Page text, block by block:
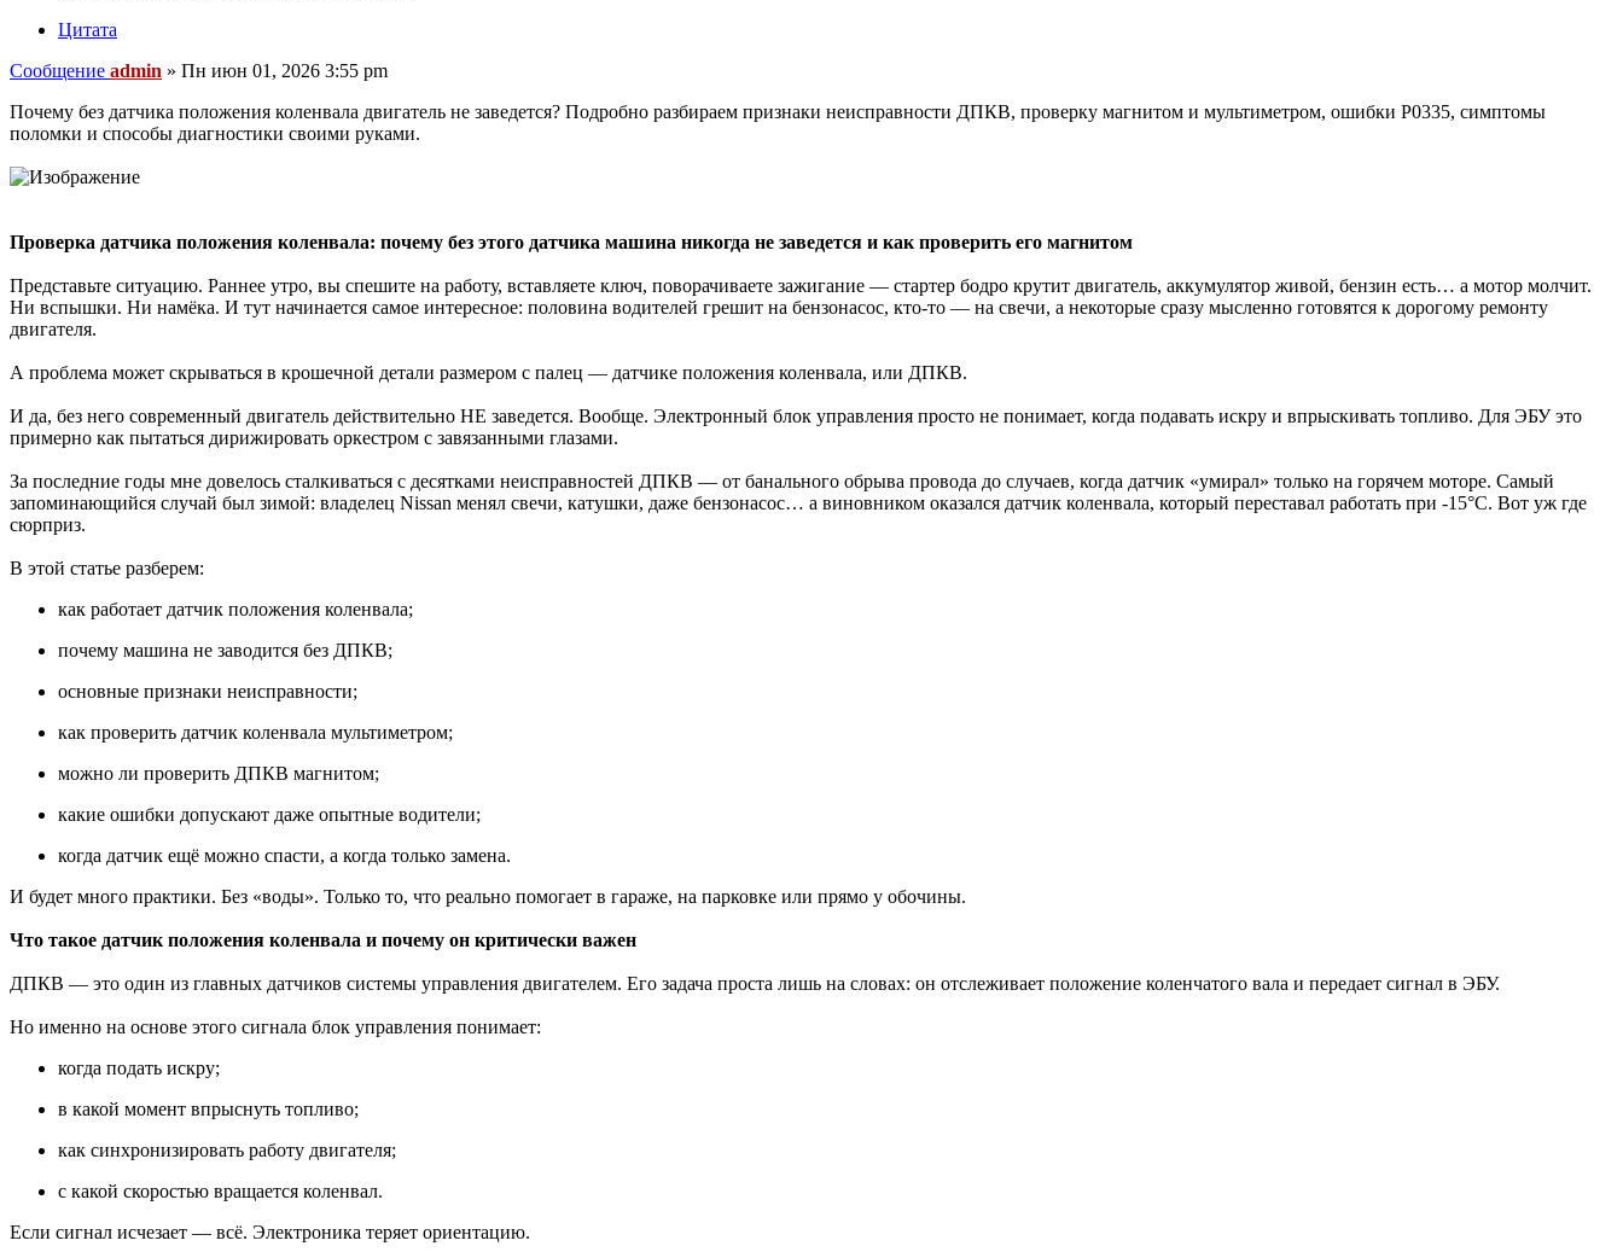
Цитата
Сообщение admin » Пн июн 01, 2026 3:55 pm
Почему без датчика положения коленвала двигатель не заведется? Подробно разбираем признаки неисправности ДПКВ, проверку магнитом и мультиметром, ошибки P0335, симптомы
поломки и способы диагностики своими руками.
Проверка датчика положения коленвала: почему без этого датчика машина никогда не заведется и как проверить его магнитом
Представьте ситуацию. Раннее утро, вы спешите на работу, вставляете ключ, поворачиваете зажигание — стартер бодро крутит двигатель, аккумулятор живой, бензин есть… а мотор молчит.
Ни вспышки. Ни намёка. И тут начинается самое интересное: половина водителей грешит на бензонасос, кто-то — на свечи, а некоторые сразу мысленно готовятся к дорогому ремонту
двигателя.
А проблема может скрываться в крошечной детали размером с палец — датчике положения коленвала, или ДПКВ.
И да, без него современный двигатель действительно НЕ заведется. Вообще. Электронный блок управления просто не понимает, когда подавать искру и впрыскивать топливо. Для ЭБУ это
примерно как пытаться дирижировать оркестром с завязанными глазами.
За последние годы мне довелось сталкиваться с десятками неисправностей ДПКВ — от банального обрыва провода до случаев, когда датчик «умирал» только на горячем моторе. Самый
запоминающийся случай был зимой: владелец Nissan менял свечи, катушки, даже бензонасос… а виновником оказался датчик коленвала, который переставал работать при -15°C. Вот уж где
сюрприз.
В этой статье разберем:
как работает датчик положения коленвала;
почему машина не заводится без ДПКВ;
основные признаки неисправности;
как проверить датчик коленвала мультиметром;
можно ли проверить ДПКВ магнитом;
какие ошибки допускают даже опытные водители;
когда датчик ещё можно спасти, а когда только замена.
И будет много практики. Без «воды». Только то, что реально помогает в гараже, на парковке или прямо у обочины.
Что такое датчик положения коленвала и почему он критически важен
ДПКВ — это один из главных датчиков системы управления двигателем. Его задача проста лишь на словах: он отслеживает положение коленчатого вала и передает сигнал в ЭБУ.
Но именно на основе этого сигнала блок управления понимает:
когда подать искру;
в какой момент впрыснуть топливо;
как синхронизировать работу двигателя;
с какой скоростью вращается коленвал.
Если сигнал исчезает — всё. Электроника теряет ориентацию.